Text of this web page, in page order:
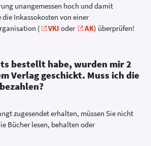
unangemessen hoch und damit
die Inkassokosten von einer
(
VKI oder AK) überprüfen!
bestellt habe, wurden mir 2
Verlag geschickt. Muss ich die
zugesendet erhalten, müssen Sie nicht
Bücher lesen, behalten oder